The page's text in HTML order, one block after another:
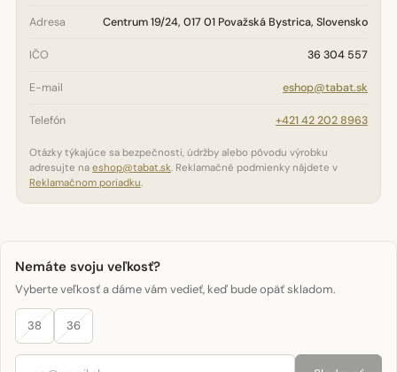
Adresa Centrum 19/24, 017 01 Považská Bystrica, Slovensko
IČO 36 304 557
E-mail eshop@tabat.sk
Telefón +421 42 202 8963
Otázky týkajúce sa bezpečnosti, údržby alebo pôvodu výrobku
adresujte na eshop@tabat.sk. Reklamačné podmienky nájdete v
Reklamačnom poriadku.
Nemáte svoju veľkosť?
Vyberte veľkosť a dáme vám vedieť, keď bude opäť skladom.
38 36